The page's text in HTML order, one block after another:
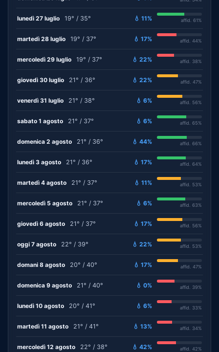
lunedì 27 luglio 19° / 35° 💧 11% affid. 61%
martedì 28 luglio 19° / 37° 💧 17% affid. 44%
mercoledì 29 luglio 19° / 37° 💧 22% affid. 38%
giovedì 30 luglio 21° / 36° 💧 22% affid. 47%
venerdì 31 luglio 21° / 38° 💧 6% affid. 56%
sabato 1 agosto 21° / 37° 💧 6% affid. 65%
domenica 2 agosto 21° / 36° 💧 44% affid. 66%
lunedì 3 agosto 21° / 36° 💧 17% affid. 64%
martedì 4 agosto 21° / 37° 💧 11% affid. 53%
mercoledì 5 agosto 21° / 37° 💧 6% affid. 63%
giovedì 6 agosto 21° / 37° 💧 17% affid. 56%
oggi 7 agosto 22° / 39° 💧 22% affid. 53%
domani 8 agosto 20° / 40° 💧 17% affid. 47%
domenica 9 agosto 21° / 40° 💧 0% affid. 39%
lunedì 10 agosto 20° / 41° 💧 6% affid. 33%
martedì 11 agosto 21° / 41° 💧 13% affid. 34%
mercoledì 12 agosto 22° / 38° 💧 42% affid. 42%